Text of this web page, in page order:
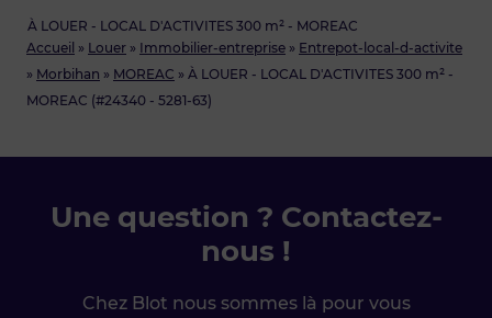
Accueil » Louer » Immobilier-entreprise » Entrepot-local-d-activite
» Morbihan » MOREAC » À LOUER - LOCAL D'ACTIVITES 300 m² -
MOREAC (#24340 - 5281-63)
À LOUER - LOCAL D'ACTIVITES 300 m² - MOREAC
Une question ? Contactez-
nous !
Chez Blot nous sommes là pour vous